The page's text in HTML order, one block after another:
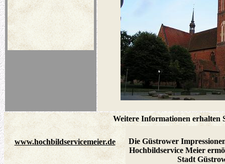
Weitere Informationen erhalten
www.hochbildservicemeier.de
Die Güstrower
Hochbildservice Meier
Stadt